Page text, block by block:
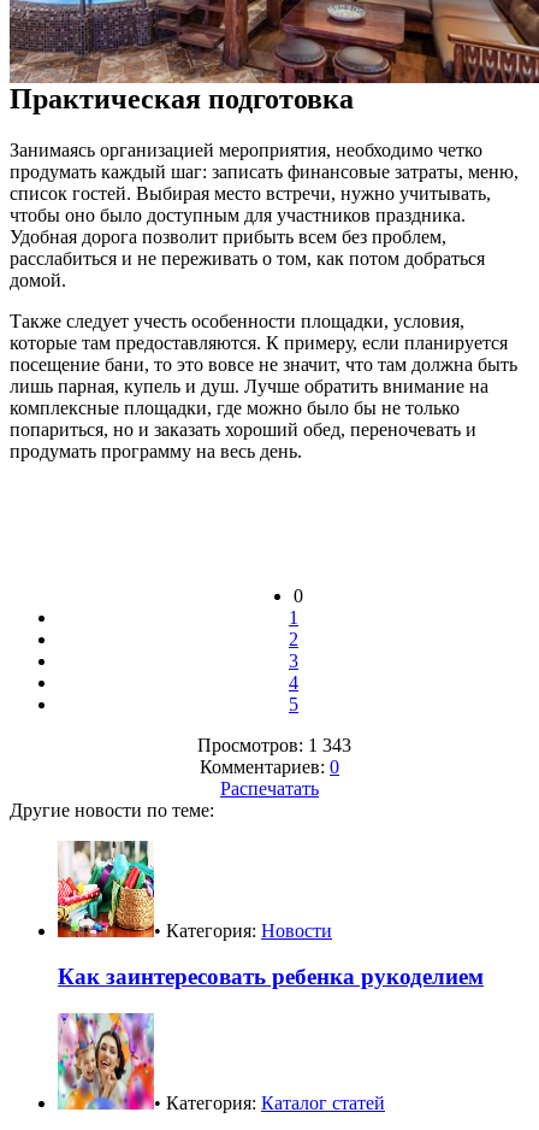
Практическая подготовка
Занимаясь организацией мероприятия, необходимо четко
продумать каждый шаг: записать финансовые затраты, меню,
список гостей. Выбирая место встречи, нужно учитывать,
чтобы оно было доступным для участников праздника.
Удобная дорога позволит прибыть всем без проблем,
расслабиться и не переживать о том, как потом добраться
домой.
Также следует учесть особенности площадки, условия,
которые там предоставляются. К примеру, если планируется
посещение бани, то это вовсе не значит, что там должна быть
лишь парная, купель и душ. Лучше обратить внимание на
комплексные площадки, где можно было бы не только
попариться, но и заказать хороший обед, переночевать и
продумать программу на весь день.
0
1
2
3
4
5
Просмотров: 1 343
Комментариев: 0
Распечатать
Другие новости по теме:
• Категория: Новости
Как заинтересовать ребенка рукоделием
• Категория: Каталог статей